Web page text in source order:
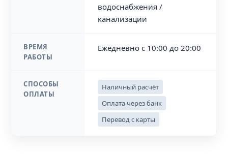
водоснабжения /
канализации
ВРЕМЯ
РАБОТЫ
Ежедневно с 10:00 до 20:00
СПОСОБЫ
ОПЛАТЫ
Наличный расчёт
Оплата через банк
Перевод с карты